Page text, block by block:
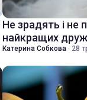
Не зрадять і не
найкращих
Катерина Собкова · 28